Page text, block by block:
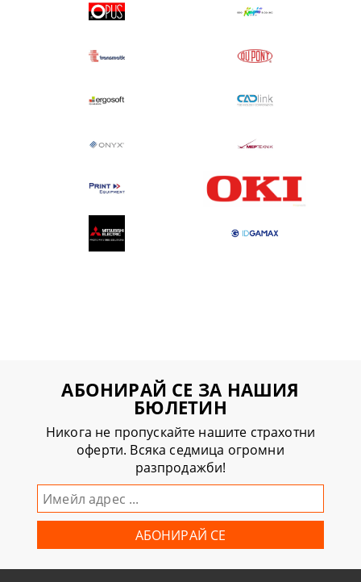
АБОНИРАЙ СЕ ЗА НАШИЯ
БЮЛЕТИН
Никога не пропускайте нашите страхотни
оферти. Всяка седмица огромни
разпродажби!